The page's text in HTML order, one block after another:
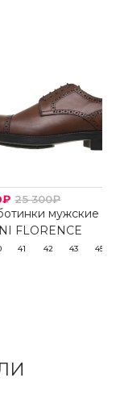
25 300₽
мужские
FLORENCE
41 42 43
45